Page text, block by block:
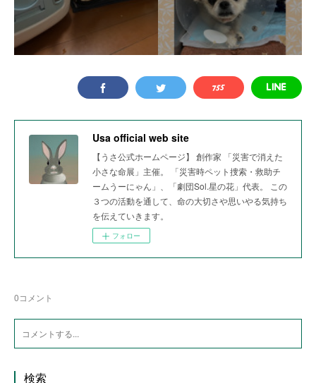
Usa official web site
【うさ公式ホームページ】 創作家 「災害で消えた
小さな命展」主催。 「災害時ペット捜索・救助チ
ームうーにゃん」、「劇団Sol.星の花」代表。 この
３つの活動を通して、命の大切さや思いやる気持ち
を伝えていきます。
フォロー
0コメント
検索